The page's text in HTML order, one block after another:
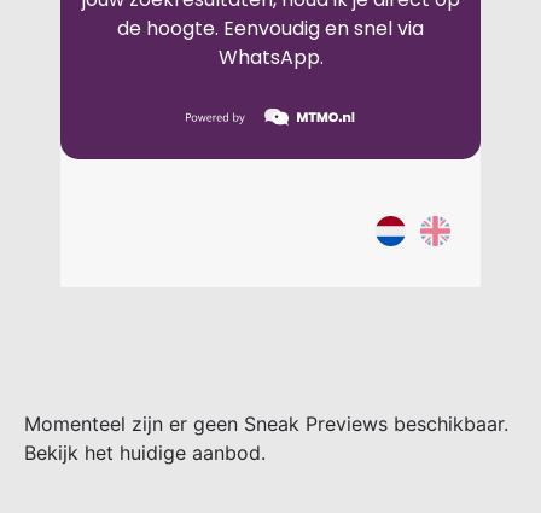
Momenteel zijn er geen Sneak Previews beschikbaar.
Bekijk het huidige aanbod.